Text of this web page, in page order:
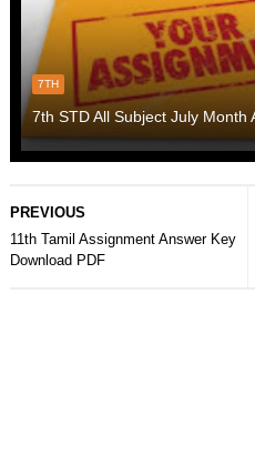
7TH
7th STD All Subject July Month
PREVIOUS
11th Tamil Assignment Answer Key
Download PDF